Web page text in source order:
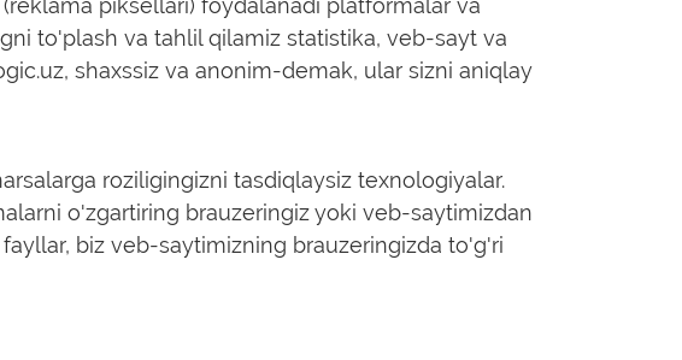
piksellari) foydalanadi platformalar va
to'plash va tahlil qilamiz statistika, veb-sayt va
shaxssiz va anonim-demak, ular sizni aniqlay
roziligingizni tasdiqlaysiz texnologiyalar.
o'zgartiring brauzeringiz yoki veb-saytimizdan
biz veb-saytimizning brauzeringizda to'g'ri